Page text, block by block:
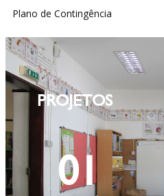
Plano de Contingência
PROJETOS
01